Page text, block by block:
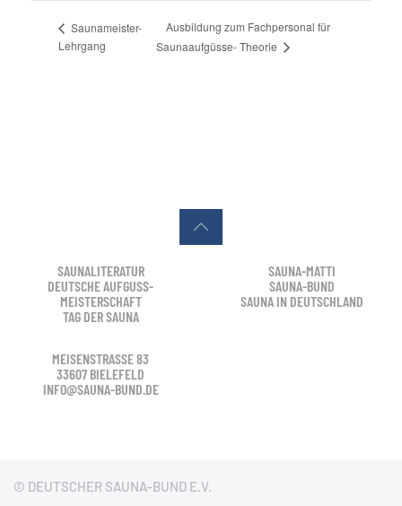
Saunameister-
Lehrgang
Ausbildung zum Fachpersonal für
Saunaaufgüsse- Theorie
SAUNALITERATUR
DEUTSCHE AUFGUSS-
MEISTERSCHAFT
TAG DER SAUNA
SAUNA-MATTI
SAUNA-BUND
SAUNA IN DEUTSCHLAND
MEISENSTRASSE 83
33607 BIELEFELD
INFO@SAUNA-BUND.DE
© DEUTSCHER SAUNA-BUND E.V.